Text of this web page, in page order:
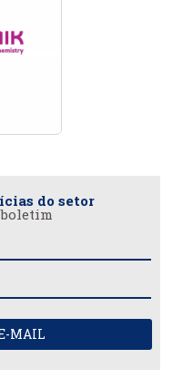
do setor
MAIL